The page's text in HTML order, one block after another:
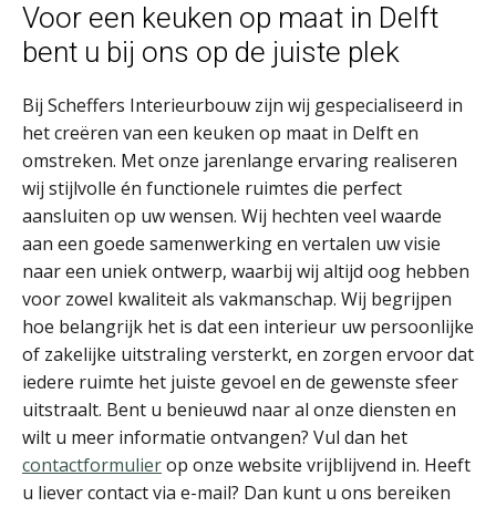
Voor een keuken op maat in Delft
bent u bij ons op de juiste plek
Bij Scheffers Interieurbouw zijn wij gespecialiseerd in
het creëren van een keuken op maat in Delft en
omstreken. Met onze jarenlange ervaring realiseren
wij stijlvolle én functionele ruimtes die perfect
aansluiten op uw wensen. Wij hechten veel waarde
aan een goede samenwerking en vertalen uw visie
naar een uniek ontwerp, waarbij wij altijd oog hebben
voor zowel kwaliteit als vakmanschap. Wij begrijpen
hoe belangrijk het is dat een interieur uw persoonlijke
of zakelijke uitstraling versterkt, en zorgen ervoor dat
iedere ruimte het juiste gevoel en de gewenste sfeer
uitstraalt. Bent u benieuwd naar al onze diensten en
wilt u meer informatie ontvangen? Vul dan het
contactformulierop onze website vrijblijvend in. Heeft
u liever contact via e-mail? Dan kunt u ons bereiken